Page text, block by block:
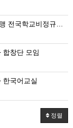
강원지부 김유미 춘천지회장
합창단 모임
한국어교실
정렬